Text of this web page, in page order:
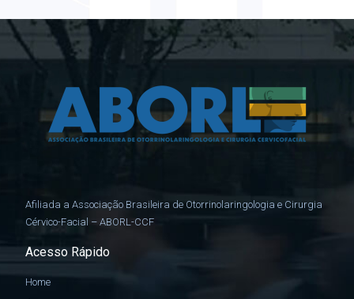
Afiliada a Associação Brasileira de Otorrinolaringologia e Cirurgia
Cérvico-Facial – ABORL-CCF
Acesso Rápido
Home